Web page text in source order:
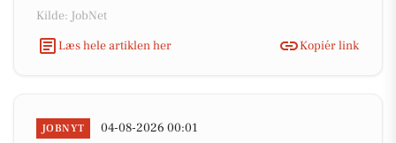
Kilde: JobNet
Læs hele artiklen her
Kopiér link
JOBNYT 04-08-2026 00:01